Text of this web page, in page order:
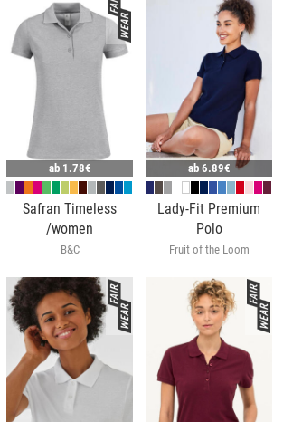
ab 1.78€
Safran Timeless
/women
B&C
ab 6.89€
Lady-Fit Premium
Polo
Fruit of the Loom